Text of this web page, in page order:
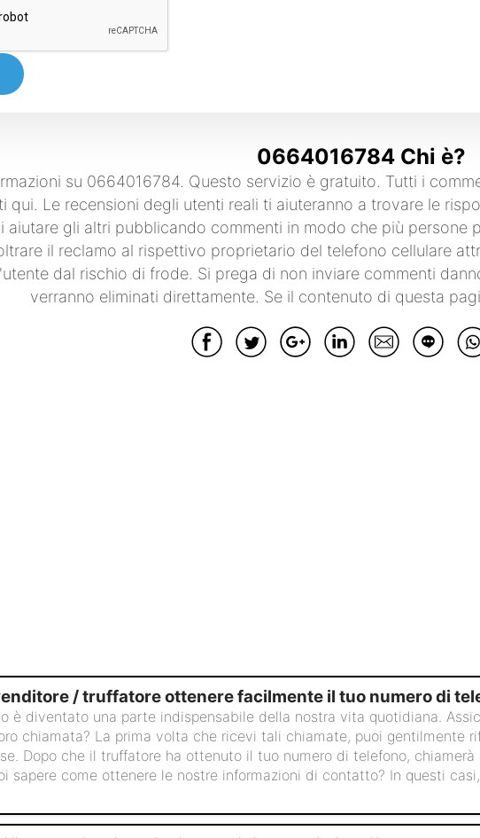
0664016784 Chi è?
su 0664016784. Questo servizio è gratuito. Tutti i
qui. Le recensioni degli utenti reali ti aiuteranno a trovare le
aiutare gli altri pubblicando commenti in modo che più persone
il reclamo al rispettivo proprietario del telefono cellulare
dal rischio di frode. Si prega di non inviare commenti
verranno eliminati direttamente. Se il contenuto di questa
/ truffatore ottenere facilmente il tuo numero di
è diventato una parte indispensabile della nostra vita quotidiana.
chiamata? La prima volta che ricevi tali chiamate, puoi gentilmente
Dopo che il truffatore ha ottenuto il tuo numero di telefono,
sapere come ottenere le nostre informazioni di contatto? In questi